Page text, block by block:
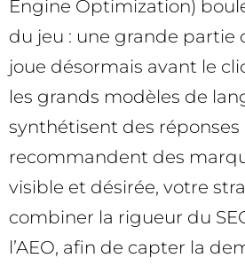
Engine Optimization)
du jeu : une grande partie
joue désormais avant le
les grands modèles de
synthétisent des réponses
recommandent des
visible et désirée, votre
combiner la rigueur du
l’AEO, afin de capter la